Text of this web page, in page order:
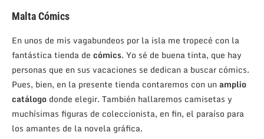
Malta Cómics
En unos de mis vagabundeos por la isla me tropecé con la
fantástica tienda de cómics. Yo sé de buena tinta, que hay
personas que en sus vacaciones se dedican a buscar cómics.
Pues, bien, en la presente tienda contaremos con unamplio
catálogo donde elegir. También hallaremos camisetas y
muchísimas figuras de coleccionista, en fin, el paraíso para
los amantes de la novela gráfica.